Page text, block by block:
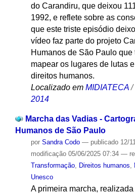
do Carandiru, que deixou
1992, e reflete sobre as
que este triste episódio
vídeo faz parte do projeto
Humanos de São Paulo
mapear os lugares de lutas
direitos humanos.
Localizado em MIDIATECA /
2014
Marcha das Vadias -
Humanos de São Paulo
por Sandra Codo — publicado12/
modificação05/06/2025 07:34 —
Transformação, Direitos humanos
Unesco
A primeira marcha,